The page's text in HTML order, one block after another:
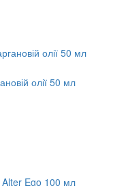
олії 50 мл